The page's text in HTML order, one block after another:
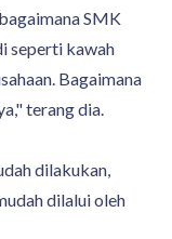
SMK
seperti kawah
Bagaimana
terang dia.
dilakukan,
dilalui oleh